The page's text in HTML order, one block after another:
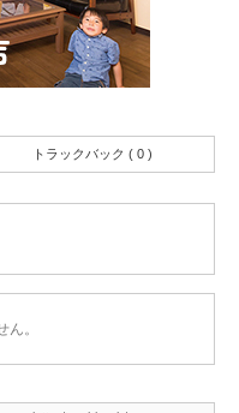
トラックバック ( 0 )
。